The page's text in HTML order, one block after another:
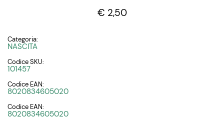
€ 2,50
Categoria:
NASCITA
Codice SKU:
101457
Codice EAN:
8020834605020
Codice EAN:
8020834605020